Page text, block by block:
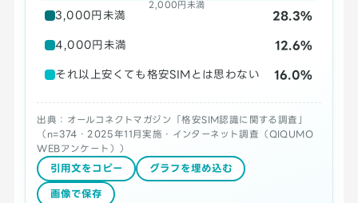
2,000円未満
3,000円未満 28.3%
4,000円未満 12.6%
それ以上安くても格安SIMとは思わない 16.0%
出典：オールコネクトマガジン「格安SIM認識に関する調査」
（n=374・2025年11月実施・インターネット調査（QIQUMO
WEBアンケート））
引用文をコピー グラフを埋め込む
画像で保存